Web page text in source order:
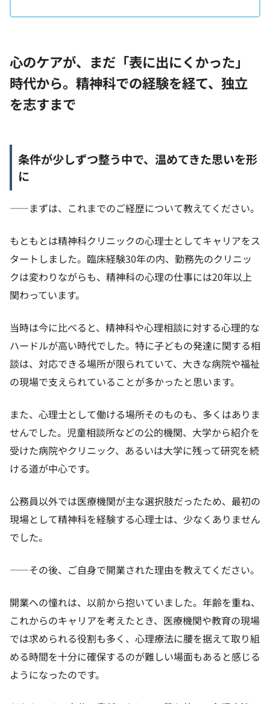
心のケアが、まだ「表に出にくかった」
時代から。精神科での経験を経て、独立
を志すまで
条件が少しずつ整う中で、温めてきた思いを形
に
——まずは、これまでのご経歴について教えてください。
もともとは精神科クリニックの心理士としてキャリアをス
タートしました。臨床経験30年の内、勤務先のクリニッ
クは変わりながらも、精神科の心理の仕事には20年以上
関わっています。
当時は今に比べると、精神科や心理相談に対する心理的な
ハードルが高い時代でした。特に子どもの発達に関する相
談は、対応できる場所が限られていて、大きな病院や福祉
の現場で支えられていることが多かったと思います。
また、心理士として働ける場所そのものも、多くはありま
せんでした。児童相談所などの公的機関、大学から紹介を
受けた病院やクリニック、あるいは大学に残って研究を続
ける道が中心です。
公務員以外では医療機関が主な選択肢だったため、最初の
現場として精神科を経験する心理士は、少なくありません
でした。
——その後、ご自身で開業された理由を教えてください。
開業への憧れは、以前から抱いていました。年齢を重ね、
これからのキャリアを考えたとき、医療機関や教育の現場
では求められる役割も多く、心理療法に腰を据えて取り組
める時間を十分に確保するのが難しい場面もあると感じる
ようになったのです。